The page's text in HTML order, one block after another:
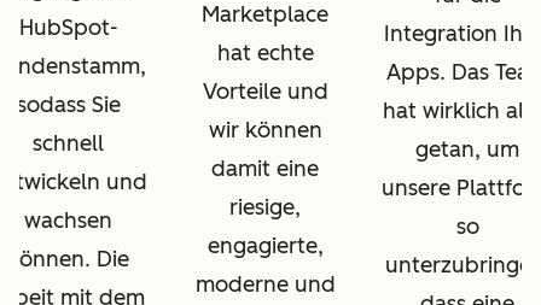
HubSpot-
sodass Sie
schnell
und
wachsen
können. Die
mit dem
Marketplace
hat echte
Vorteile und
wir können
damit eine
riesige,
engagierte,
moderne und
Integration
Apps. Das
hat wirklich
getan, um
unsere
so